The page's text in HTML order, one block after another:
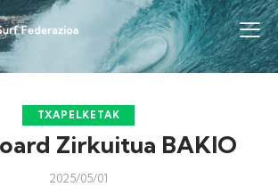
TXAPELKETAK
Zirkuitua BAKIO
2025/05/01